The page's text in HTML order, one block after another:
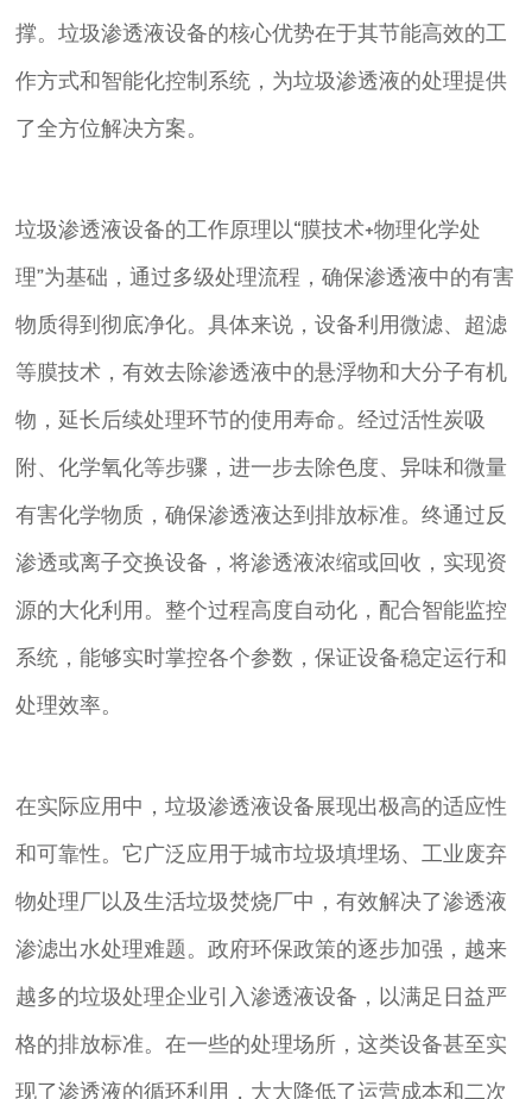
撑。垃圾渗透液设备的核心优势在于其节能高效的工
作方式和智能化控制系统，为垃圾渗透液的处理提供
了全方位解决方案。
垃圾渗透液设备的工作原理以“膜技术+物理化学处
理”为基础，通过多级处理流程，确保渗透液中的有害
物质得到彻底净化。具体来说，设备利用微滤、超滤
等膜技术，有效去除渗透液中的悬浮物和大分子有机
物，延长后续处理环节的使用寿命。经过活性炭吸
附、化学氧化等步骤，进一步去除色度、异味和微量
有害化学物质，确保渗透液达到排放标准。终通过反
渗透或离子交换设备，将渗透液浓缩或回收，实现资
源的大化利用。整个过程高度自动化，配合智能监控
系统，能够实时掌控各个参数，保证设备稳定运行和
处理效率。
在实际应用中，垃圾渗透液设备展现出极高的适应性
和可靠性。它广泛应用于城市垃圾填埋场、工业废弃
物处理厂以及生活垃圾焚烧厂中，有效解决了渗透液
渗滤出水处理难题。政府环保政策的逐步加强，越来
越多的垃圾处理企业引入渗透液设备，以满足日益严
格的排放标准。在一些的处理场所，这类设备甚至实
现了渗透液的循环利用，大大降低了运营成本和二次